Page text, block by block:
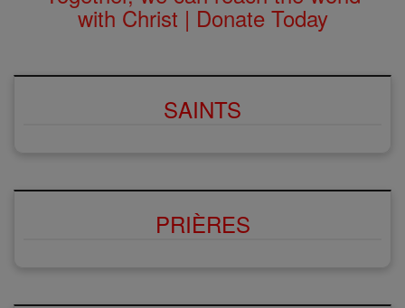
with Christ | Donate Today
SAINTS
PRIÈRES